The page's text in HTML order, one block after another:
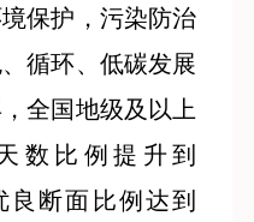
保护，污染防治
循环、低碳发展
全国地级及以上
数比例提升到
良断面比例达到